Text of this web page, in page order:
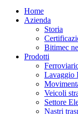
Home
Azienda
Storia
Bitimec
Prodotti
Lavaggio
Veicoli
Settore
Nastri